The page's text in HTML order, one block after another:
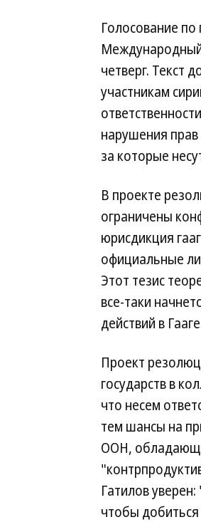
Голосование
четверг. Текст
участникам
нарушения прав
за которые
В проекте
ограничены
юрисдикция
официальные
Этот тезис
все-таки
действий в
Проект
государств в
что несем
тем шансы на
ООН,
Гатилов
чтобы